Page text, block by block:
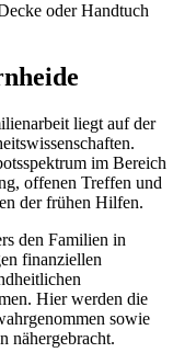
oder Handtuch
liegt auf der
im Bereich
offenen Treffen und
der frühen Hilfen.
den Familien in
finanziellen
Hier werden die
sowie
nähergebracht.